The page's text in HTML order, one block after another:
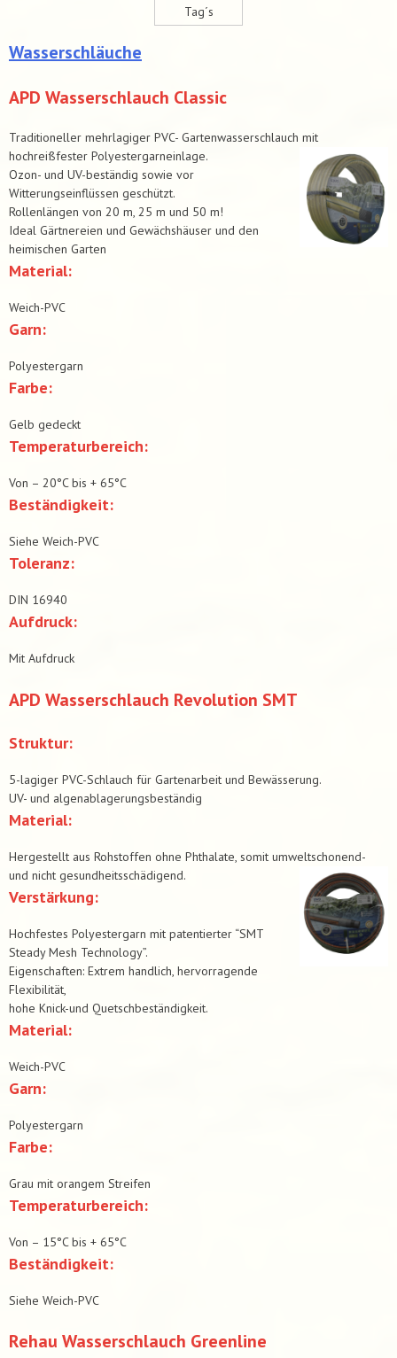
Tag´s
Wasserschläuche
APD Wasserschlauch Classic
Traditioneller mehrlagiger PVC- Gartenwasserschlauch mit
hochreißfester Polyestergarneinlage.
Ozon- und UV-beständig sowie vor
Witterungseinflüssen geschützt.
Rollenlängen von 20 m, 25 m und 50 m!
Ideal Gärtnereien und Gewächshäuser und den
heimischen Garten
Material:
Weich-PVC
Garn:
Polyestergarn
Farbe:
Gelb gedeckt
Temperaturbereich:
Von – 20°C bis + 65°C
Beständigkeit:
Siehe Weich-PVC
Toleranz:
DIN 16940
Aufdruck:
Mit Aufdruck
APD Wasserschlauch Revolution SMT
Struktur:
5-lagiger PVC-Schlauch für Gartenarbeit und Bewässerung.
UV- und algenablagerungsbeständig
Material:
Hergestellt aus Rohstoffen ohne Phthalate, somit umweltschonend-
und nicht gesundheitsschädigend.
Verstärkung:
Hochfestes Polyestergarn mit patentierter “SMT
Steady Mesh Technology”.
Eigenschaften: Extrem handlich, hervorragende
Flexibilität,
hohe Knick-und Quetschbeständigkeit.
Material:
Weich-PVC
Garn:
Polyestergarn
Farbe:
Grau mit orangem Streifen
Temperaturbereich:
Von – 15°C bis + 65°C
Beständigkeit:
Siehe Weich-PVC
Rehau Wasserschlauch Greenline